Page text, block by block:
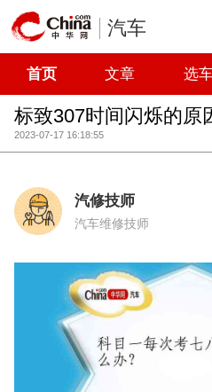
汽车
首页 文章 选
标致307时间闪烁的原
2023-07-17 16:18:55
汽修技师
汽车维修技师